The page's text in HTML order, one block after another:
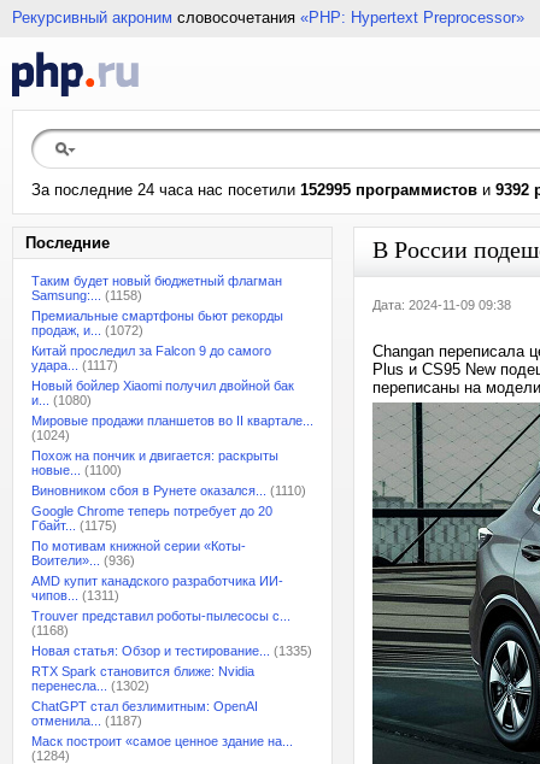
Рекурсивный акроним словосочетания «PHP: Hypertext Preprocessor»
За последние 24 часа нас посетили 152995 программистов и 9392
Последние
Таким будет новый бюджетный флагман
Samsung:...
(1158)
Премиальные смартфоны бьют рекорды
продаж, и...
(1072)
Китай проследил за Falcon 9 до самого
удара...
(1117)
Новый бойлер Xiaomi получил двойной бак
и...
(1080)
Мировые продажи планшетов во II квартале...
(1024)
Похож на пончик и двигается: раскрыты
новые...
(1100)
Виновником сбоя в Рунете оказался...
(1110)
Google Chrome теперь потребует до 20
Гбайт...
(1175)
По мотивам книжной серии «Коты-
Воители»...
(936)
AMD купит канадского разработчика ИИ-
чипов...
(1311)
Trouver представил роботы-пылесосы с...
(1168)
Новая статья: Обзор и тестирование...
(1335)
RTX Spark становится ближе: Nvidia
перенесла...
(1302)
ChatGPT стал безлимитным: OpenAI
отменила...
(1187)
Маск построит «самое ценное здание на...
(1284)
В России
Дата: 2024-11-09 09:38
Changan переписала
Plus и CS95 New
переписаны на